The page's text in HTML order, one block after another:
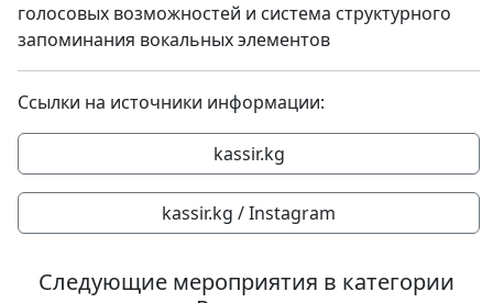
голосовых возможностей и система структурного
запоминания вокальных элементов
Ссылки на источники информации:
kassir.kg
kassir.kg / Instagram
Следующие мероприятия в категории